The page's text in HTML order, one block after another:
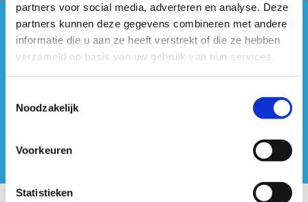
partners voor social media, adverteren en analyse. Deze
partners kunnen deze gegevens combineren met andere
informatie die u aan ze heeft verstrekt of die ze hebben
verzameld op basis van uw gebruik van hun services.
Noodzakelijk
Voorkeuren
Statistieken
#sportersbelevenmeer